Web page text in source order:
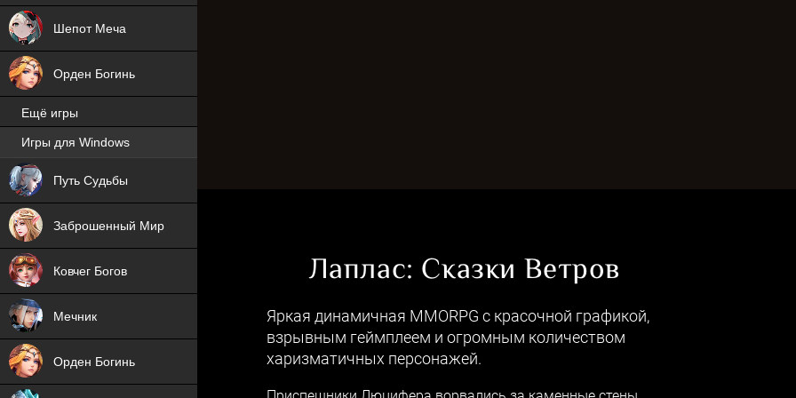
Лаплас: Сказки Ветров
Яркая динамичная MMORPG с красочной графикой,
взрывным геймплеем и огромным количеством
харизматичных персонажей.
Шепот Меча
Орден Богинь
Ещё игры
Игры для Windows
Путь Судьбы
Заброшенный Мир
NEW
Ковчег Богов
Мечник
Орден Богинь